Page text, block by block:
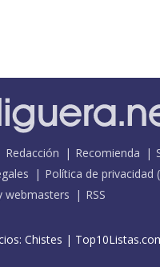
Redacción Recomienda
Política de privacidad (
webmasters
RSS
Chistes |